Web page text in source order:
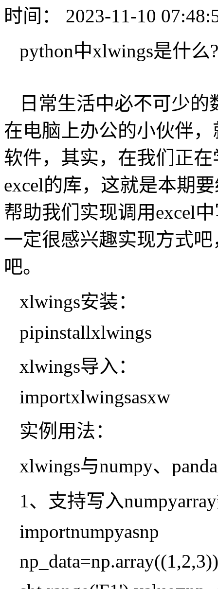
时间： 2023-11-10
python中xlwings是什么?
日常生活中必不可少
在电脑上办公的小伙伴
软件，其实，在我们正
excel的库，这就是本期
帮助我们实现调用excel
一定很感兴趣实现方式
吧。
xlwings安装：
pipinstallxlwings
xlwings导入：
importxlwingsasxw
实例用法：
xlwings与numpy、
1、支持写入
importnumpyasnp
np_data=np.array((1,2,3))